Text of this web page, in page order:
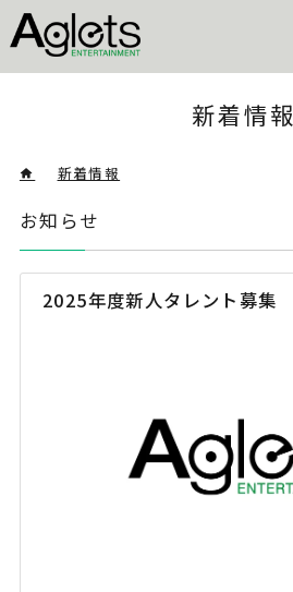
新着情報
新着情報
お知らせ
2025年度新人タレント募集